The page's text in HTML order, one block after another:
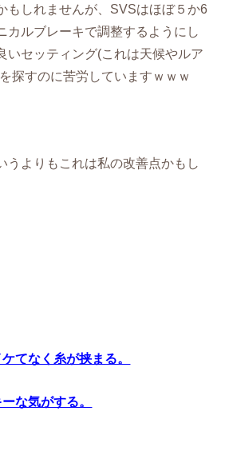
もしれませんが、SVSはほぼ５か6
カルブレーキで調整するようにし
いセッティング(これは天候やルア
探すのに苦労していますｗｗｗ
うよりもこれは私の改善点かもし
てなく糸が挟まる。
な気がする。